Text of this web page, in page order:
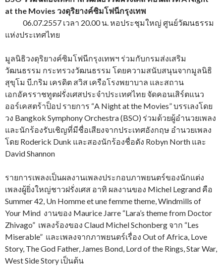
at the Movies วงดุริยางค์ซิมโฟนีกรุงเทพ
06.07.2557 เวลา 20.00 น. หอประชุมใหญ่ ศูนย์วัฒนธรรม
แห่งประเทศไทย
มูลนิธิวงดุริยางค์ซิมโฟนีกรุงเทพฯ ร่วมกับกรมส่งเสริม
วัฒนธรรม กระทรวงวัฒนธรรม โดยความสนับสนุนจากมูลนิธิ
สุขุโม บี.กริม เครดิต สวิส เครือโรงพยาบาล และสถาน
เอกอัครราชทูตฝรั่งเศสประจำประเทศไทย จัดคอนเสิร์ตแนว
ออร์เคสตร้าป็อป รายการ “A Night at the Movies” บรรเลงโดย
วง Bangkok Symphony Orchestra (BSO) ร่วมด้วยผู้อำนวยเพลง
และนักร้องรับเชิญที่มีชื่อเสียงจากประเทศอังกฤษ อำนวยเพลง
โดย Roderick Dunk และสองนักร้องชื่อดัง Robyn North และ
David Shannon
รายการเพลงเป็นผลงานเพลงประกอบภาพยนตร์ของนักแต่ง
เพลงผู้ยิ่งใหญ่ชาวฝรั่งเศส อาทิ ผลงานของ Michel Legrand คือ
Summer 42, Un Homme et une femme theme, Windmills of
Your Mind งานของ Maurice Jarre “Lara’s theme from Doctor
Zhivago” เพลงร้องของ Claud Michel Schonberg จาก “Les
Miserable” และเพลงจากภาพยนตร์เรื่อง Out of Africa, Love
Story, The God Father, James Bond, Lord of the Rings, Star War,
West Side Story เป็นต้น